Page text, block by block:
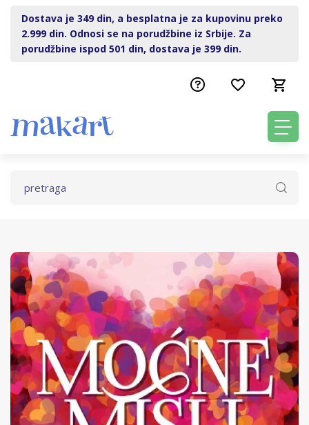
Dostava je 349 din, a besplatna je za kupovinu preko
2.999 din. Odnosi se na porudžbine iz Srbije. Za
porudžbine ispod 501 din, dostava je 399 din.